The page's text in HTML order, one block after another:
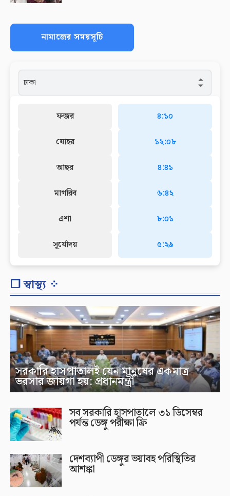
নামাজের সময়সূচি
ফজর
যোহর
আছর
মাগরিব
এশা
সূর্যোদয়
৪:১০
১২:০৮
৪:৪১
৬:৪২
৮:০১
৫:২৯
❐ স্বাস্থ্য ⁘
সরকারি হাসপাতালই যেন মানুষের একমাত্র
ভরসার জায়গা হয়: প্রধানমন্ত্রী
সব সরকারি হাসপাতালে ৩১ ডিসেম্বর
পর্যন্ত ডেঙ্গু পরীক্ষা ফ্রি
দেশব্যাপী ডেঙ্গুর ভয়াবহ পরিস্থিতির
আশঙ্কা